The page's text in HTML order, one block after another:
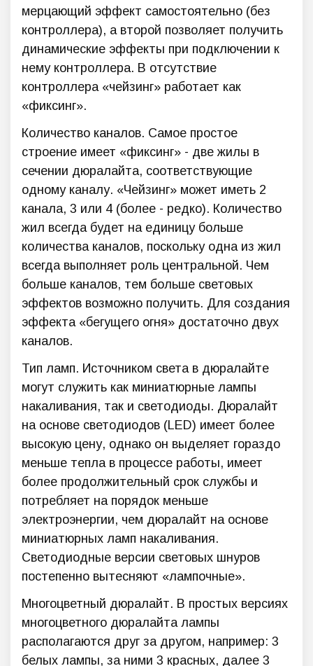
мерцающий эффект самостоятельно (без
контроллера), а второй позволяет получить
динамические эффекты при подключении к
нему контроллера. В отсутствие
контроллера «чейзинг» работает как
«фиксинг».
Количество каналов. Самое простое
строение имеет «фиксинг» - две жилы в
сечении дюралайта, соответствующие
одному каналу. «Чейзинг» может иметь 2
канала, 3 или 4 (более - редко). Количество
жил всегда будет на единицу больше
количества каналов, поскольку одна из жил
всегда выполняет роль центральной. Чем
больше каналов, тем больше световых
эффектов возможно получить. Для создания
эффекта «бегущего огня» достаточно двух
каналов.
Тип ламп. Источником света в дюралайте
могут служить как миниатюрные лампы
накаливания, так и светодиоды. Дюралайт
на основе светодиодов (LED) имеет более
высокую цену, однако он выделяет гораздо
меньше тепла в процессе работы, имеет
более продолжительный срок службы и
потребляет на порядок меньше
электроэнергии, чем дюралайт на основе
миниатюрных ламп накаливания.
Светодиодные версии световых шнуров
постепенно вытесняют «лампочные».
Многоцветный дюралайт. В простых версиях
многоцветного дюралайта лампы
располагаются друг за другом, например: 3
белых лампы, за ними 3 красных, далее 3